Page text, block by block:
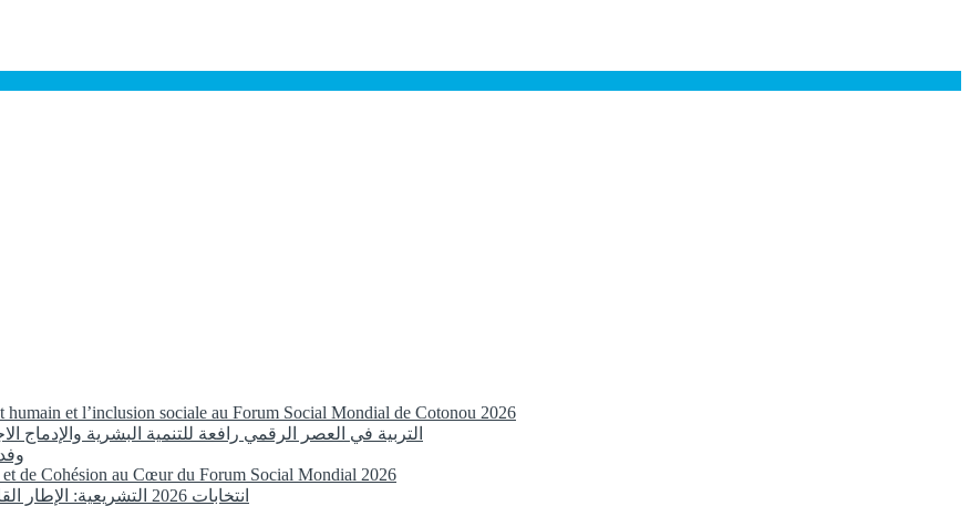
et l’inclusion sociale au Forum Social Mondial de Cotonou 2026
التربية في العصر الرقمي رافعة للتنمية البشرية والإدماج
de Cohésion au Cœur du Forum Social Mondial 2026
انتخابات 2026 التشريعية: الإطار القانوني لمعالجة المعطيات الشخصية في الحملات الانتخابية بالمغرب